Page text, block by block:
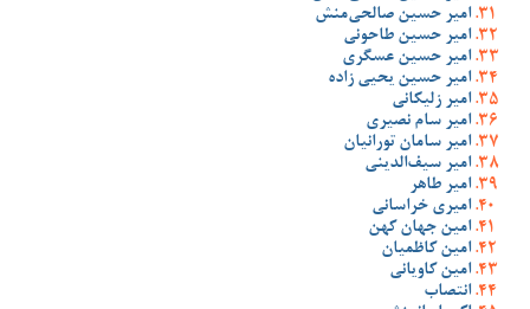
امیر حسین صالحی‌منش
امیر حسین طاحونی
امیر حسین عسگری
امیر حسین یحیی زاده
امیر زلیکانی
امیر سام نصیری
امیر سامان تورانیان
امیر سیف‌الدینی
امیر طاهر
امیری خراسانی
امین جهان کهن
امین کاظمیان
امین کاویانی
انتصاب